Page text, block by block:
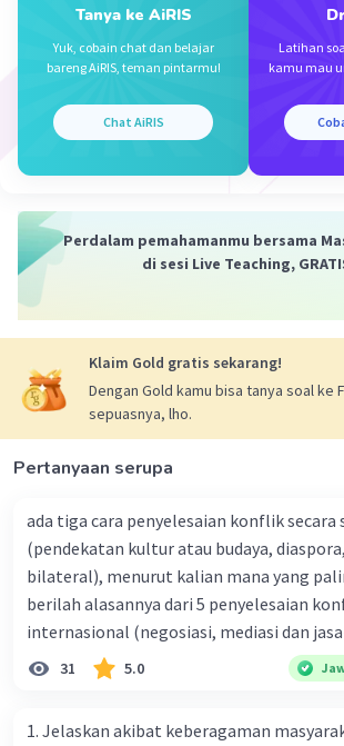
Tanya ke AiRIS
Yuk, cobain chat dan belajar
bareng AiRIS, teman pintarmu!
Chat AiRIS
Latihan
kamu mau
Perdalam pemahamanmu bersama
di sesi Live Teaching,
Klaim Gold gratis sekarang!
Dengan Gold kamu bisa tanya soal ke
sepuasnya, lho.
Pertanyaan serupa
ada tiga cara penyelesaian konflik secara
(pendekatan kultur atau budaya,
bilateral), menurut kalian mana yang
berilah alasannya dari 5 penyelesaian konflik secara
internasional (negosiasi, mediasi dan
konsiliasi, penyelidikan, dan
naungan organisasi PBB), menurut
31 5.0
1. Jelaskan akibat keberagaman